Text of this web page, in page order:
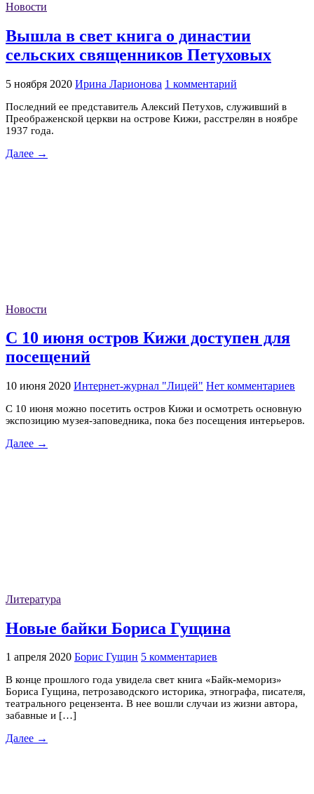
Новости
Вышла в свет книга о династии
сельских священников Петуховых
5 ноября 2020 Ирина Ларионова 1 комментарий
Последний ее представитель Алексий Петухов, служивший в
Преображенской церкви на острове Кижи, расстрелян в ноябре
1937 года.
Далее →
Новости
С 10 июня остров Кижи доступен для
посещений
10 июня 2020 Интернет-журнал "Лицей" Нет комментариев
С 10 июня можно посетить остров Кижи и осмотреть основную
экспозицию музея-заповедника, пока без посещения интерьеров.
Далее →
Литература
Новые байки Бориса Гущина
1 апреля 2020 Борис Гущин 5 комментариев
В конце прошлого года увидела свет книга «Байк-мемориз»
Бориса Гущина, петрозаводского историка, этнографа, писателя,
театрального рецензента. В нее вошли случаи из жизни автора,
забавные и […]
Далее →